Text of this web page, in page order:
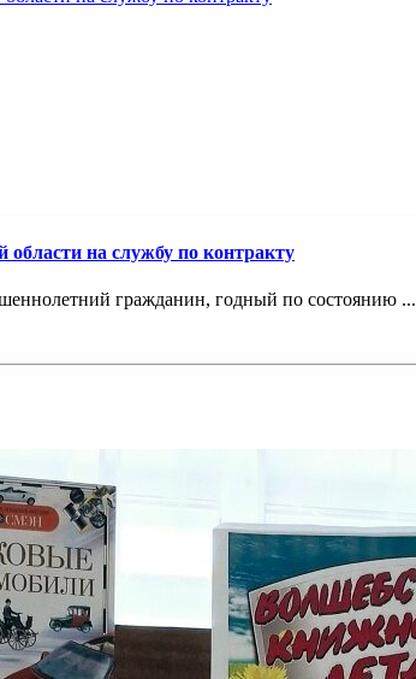
на службу по контракту
гражданин, годный по состоянию ...